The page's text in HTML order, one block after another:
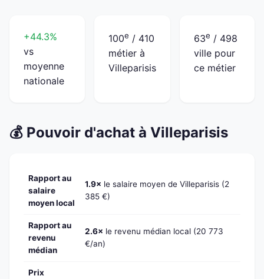
+44.3%
vs
moyenne
nationale
100e / 410
métier à
Villeparisis
63e / 498
ville pour
ce métier
💰 Pouvoir d'achat à Villeparisis
Rapport au
salaire
moyen local
1.9× le salaire moyen de Villeparisis (2
385 €)
Rapport au
revenu
médian
2.6× le revenu médian local (20 773
€/an)
Prix